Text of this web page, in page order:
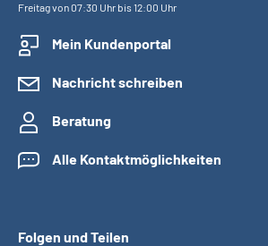
Freitag von 07:30 Uhr bis 12:00 Uhr
Mein Kundenportal
Nachricht schreiben
Beratung
Alle Kontaktmöglichkeiten
Folgen und Teilen